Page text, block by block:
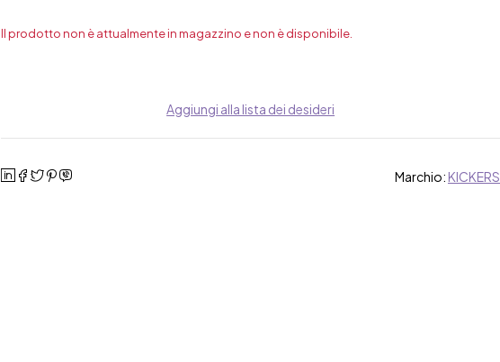
Il prodotto non è attualmente in magazzino e non è disponibile.
Aggiungi alla lista dei desideri
Marchio: KICKERS